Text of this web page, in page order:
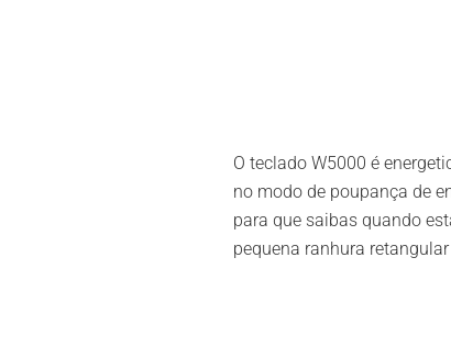
O teclado W5000 é
no modo de poupança de
para que saibas quando
pequena ranhura